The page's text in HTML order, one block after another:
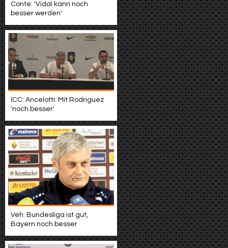
Conte: 'Vidal kann noch
besser werden'
ICC: Ancelotti: Mit Rodriguez
'noch besser'
Veh: Bundesliga ist gut,
Bayern noch besser